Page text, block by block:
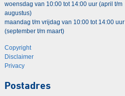
woensdag van 10:00 tot 14:00 uur (april t/m
augustus)
maandag t/m vrijdag van 10:00 tot 14:00 uur
(september t/m maart)
Copyright
Disclaimer
Privacy
Postadres